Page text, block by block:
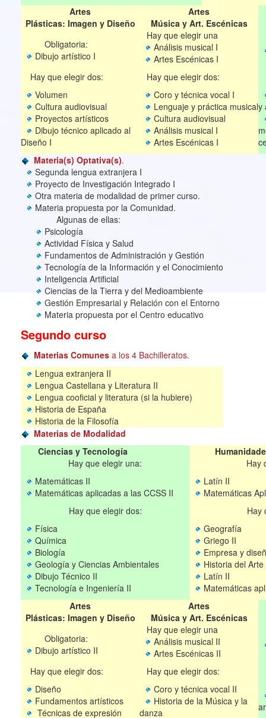
Artes
Plásticas: Imagen y Diseño
Artes
Música y Art. Escénicas
Obligatoria:
Dibujo artístico I
Hay que elegir una
Análisis musical I
Artes Escénicas I
Hay que elegir dos:
Volumen
Cultura audiovisual
Proyectos artísticos
Dibujo técnico aplicado al
Diseño I
Hay que elegir dos:
Coro y técnica vocal I
Lenguaje y práctica musical
Cultura audiovisual
Análisis musical I
Artes Escénicas I
y
Materia(s) Optativa(s).
Segunda lengua extranjera I
Proyecto de Investigación Integrado I
Otra materia de modalidad de primer curso.
Materia propuesta por la Comunidad.
Algunas de ellas:
Psicología
Actividad Física y Salud
Fundamentos de Administración y Gestión
Tecnología de la Información y el Conocimiento
Inteligencia Artificial
Ciencias de la Tierra y del Medioambiente
Gestión Empresarial y Relación con el Entorno
Materia propuesta por el Centro educativo
Segundo curso
Materias Comunes a los 4 Bachilleratos.
Lengua extranjera II
Lengua Castellana y Literatura II
Lengua cooficial y literatura (si la hubiere)
Historia de España
Historia de la Filosofía
Materias de Modalidad
Ciencias y Tecnología
Hay que elegir una:
Matemáticas II
Matemáticas aplicadas a las CCSS II
Hay
Latín II
Matemáticas
Hay que elegir dos:
Física
Química
Biología
Geología y Ciencias Ambientales
Dibujo Técnico II
Tecnología e Ingeniería II
Hay
Geografía
Empresa y
Historia del Arte
Latín II
Matemáticas
Artes
Plásticas: Imagen y Diseño
Artes
Música y Art. Escénicas
Obligatoria:
Dibujo artístico II
Hay que elegir una
Análisis musical II
Artes Escénicas II
Hay que elegir dos:
Diseño
Fundamentos artísticos
Técnicas de expresión
Hay que elegir dos:
Coro y técnica vocal II
Historia de la Música y la
danza